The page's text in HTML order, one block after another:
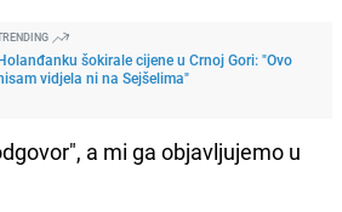
šokirale cijene u Crnoj Gori: "Ovo
vidjela ni na Sejšelima"
a mi ga objavljujemo u